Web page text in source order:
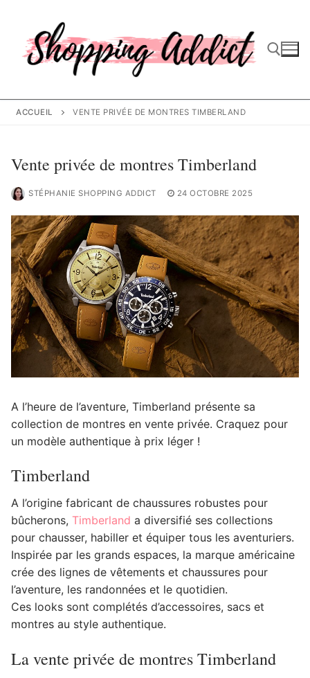
contenu
Rechercher :
ACCUEIL VENTE PRIVÉE DE MONTRES TIMBERLAND
Vente privée de montres Timberland
STÉPHANIE SHOPPING ADDICT 24 OCTOBRE 2025
A l’heure de l’aventure, Timberland présente sa
collection de montres en vente privée. Craquez pour
un modèle authentique à prix léger !
Timberland
A l’origine fabricant de chaussures robustes pour
bûcherons, Timberland a diversifié ses collections
pour chausser, habiller et équiper tous les aventuriers.
Inspirée par les grands espaces, la marque américaine
crée des lignes de vêtements et chaussures pour
l’aventure, les randonnées et le quotidien.
Ces looks sont complétés d’accessoires, sacs et
montres au style authentique.
La vente privée de montres Timberland